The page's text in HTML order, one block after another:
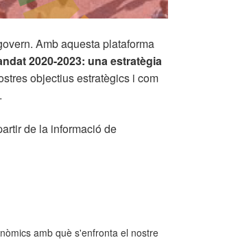
Amb aquesta plataforma
2020-2023: una estratègia
objectius estratègics i com
de la informació de
amb què s'enfronta el nostre